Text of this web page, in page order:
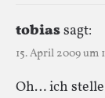
tobiassagt:
15. April 2009 um
Oh… ich